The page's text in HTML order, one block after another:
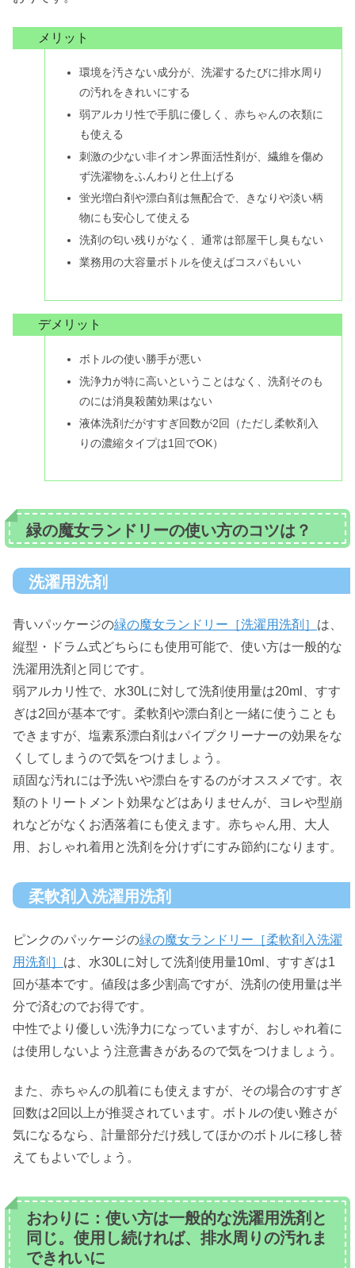
メリット
環境を汚さない成分が、洗濯するたびに排水周り
の汚れをきれいにする
弱アルカリ性で手肌に優しく、赤ちゃんの衣類に
も使える
刺激の少ない非イオン界面活性剤が、繊維を傷め
ず洗濯物をふんわりと仕上げる
蛍光増白剤や漂白剤は無配合で、きなりや淡い柄
物にも安心して使える
洗剤の匂い残りがなく、通常は部屋干し臭もない
業務用の大容量ボトルを使えばコスパもいい
デメリット
ボトルの使い勝手が悪い
洗浄力が特に高いということはなく、洗剤そのも
のには消臭殺菌効果はない
液体洗剤だがすすぎ回数が2回（ただし柔軟剤入
りの濃縮タイプは1回でOK）
緑の魔女ランドリーの使い方のコツは？
洗濯用洗剤
青いパッケージの緑の魔女ランドリー［洗濯用洗剤］ は、
縦型・ドラム式どちらにも使用可能で、使い方は一般的な
洗濯用洗剤と同じです。
弱アルカリ性で、水30Lに対して洗剤使用量は20ml、すす
ぎは2回が基本です。柔軟剤や漂白剤と一緒に使うことも
できますが、塩素系漂白剤はパイプクリーナーの効果をな
くしてしまうので気をつけましょう。
頑固な汚れには予洗いや漂白をするのがオススメです。衣
類のトリートメント効果などはありませんが、ヨレや型崩
れなどがなくお洒落着にも使えます。赤ちゃん用、大人
用、おしゃれ着用と洗剤を分けずにすみ節約になります。
柔軟剤入洗濯用洗剤
ピンクのパッケージの緑の魔女ランドリー［柔軟剤入洗濯
用洗剤］ は、水30Lに対して洗剤使用量10ml、すすぎは1
回が基本です。値段は多少割高ですが、洗剤の使用量は半
分で済むのでお得です。
中性でより優しい洗浄力になっていますが、おしゃれ着に
は使用しないよう注意書きがあるので気をつけましょう。
また、赤ちゃんの肌着にも使えますが、その場合のすすぎ
回数は2回以上が推奨されています。ボトルの使い難さが
気になるなら、計量部分だけ残してほかのボトルに移し替
えてもよいでしょう。
おわりに：使い方は一般的な洗濯用洗剤と
同じ。使用し続ければ、排水周りの汚れま
できれいに